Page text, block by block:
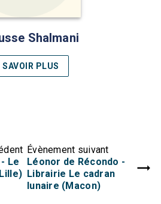
Shalmani
SAVOIR PLUS
Le
Évènement suivant
Léonor de Récondo -
Librairie Le cadran
lunaire (Macon)